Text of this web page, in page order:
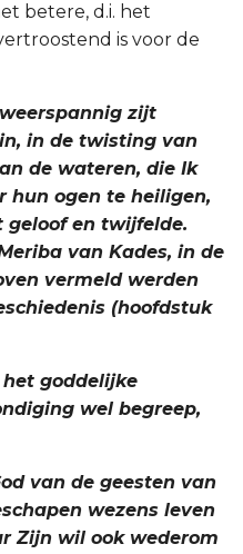
betere, d.i. het
is voor de
zijt
in de twisting van
de wateren, die Ik
hun ogen te heiligen,
en twijfelde.
van Kades, in de
vermeld werden
(hoofdstuk
het goddelijke
wel begreep,
van de geesten van
wezens leven
Zijn wil ook wederom